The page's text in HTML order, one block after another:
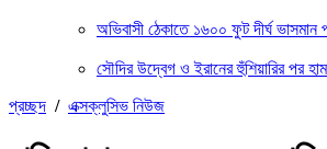
অভিবাসী ঠেকাতে ১৬০০ ফুট দীর্ঘ ভাসমান
সৌদির উদ্বেগ ও ইরানের হুঁশিয়ারির পর
প্রচ্ছদ / এক্সক্লুসিভ নিউজ